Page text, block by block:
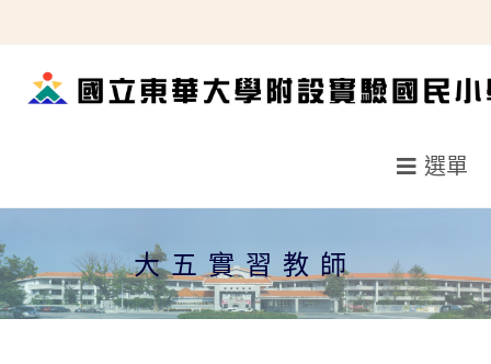
轉
選單
大五實習教師